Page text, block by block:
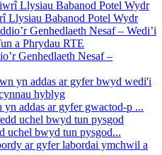
Llysiau Babanod Potel Wydr
Genhedlaeth Nesaf –
addas ar gyfer gwactod-p ...
uchel bwyd tun pysgod...